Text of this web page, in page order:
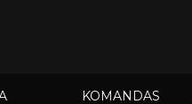
KOMANDAS